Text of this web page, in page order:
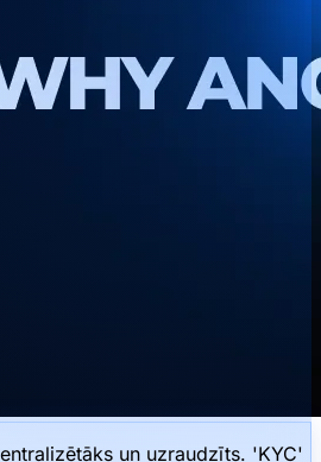
un uzraudzīts. 'KYC'